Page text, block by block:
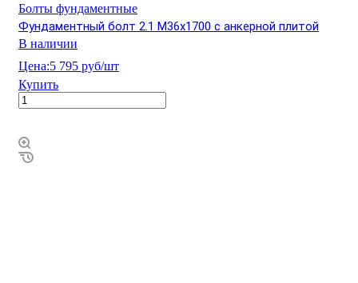
Болты фундаментные
Фундаментный болт 2.1 М36х1700 с анкерной плитой
В наличии
Цена:5 795 руб/шт
Купить